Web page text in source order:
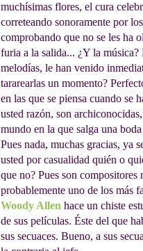
muchísimas flores, el cura
correteando sonoramente por
comprobando que no se les ha
furia a la salida... ¿Y la
melodías, le han venido
tararearlas un momento?
en las que se piensa cuando se
usted razón, son
mundo en la que salga una
Pues nada, muchas gracias, ya
usted por casualidad quién o
que no? Pues son compositores
probablemente uno de los más
Woody Allen hace un chiste
de sus películas. Éste del que
sus secuaces. Bueno, a sus